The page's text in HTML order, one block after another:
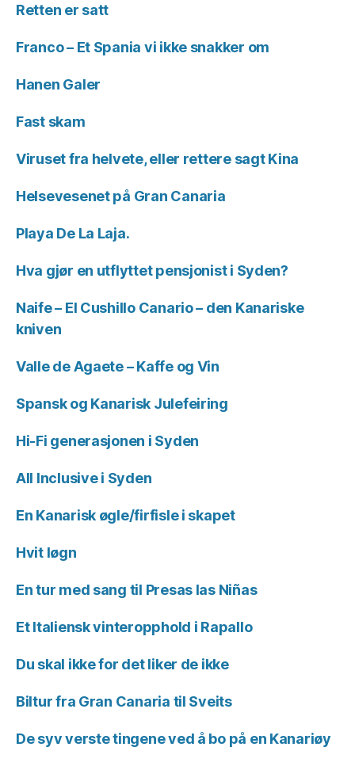
Retten er satt
Franco – Et Spania vi ikke snakker om
Hanen Galer
Fast skam
Viruset fra helvete, eller rettere sagt Kina
Helsevesenet på Gran Canaria
Playa De La Laja.
Hva gjør en utflyttet pensjonist i Syden?
Naife – El Cushillo Canario – den Kanariske
kniven
Valle de Agaete – Kaffe og Vin
Spansk og Kanarisk Julefeiring
Hi-Fi generasjonen i Syden
All Inclusive i Syden
En Kanarisk øgle/firfisle i skapet
Hvit løgn
En tur med sang til Presas las Niñas
Et Italiensk vinteropphold i Rapallo
Du skal ikke for det liker de ikke
Biltur fra Gran Canaria til Sveits
De syv verste tingene ved å bo på en Kanariøy